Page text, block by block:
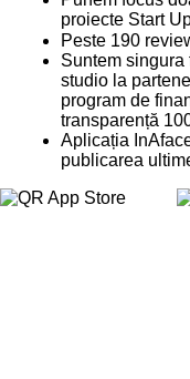
proiecte Start
Peste 190
Suntem
studio la
program de
transparență
Aplicația
publicarea